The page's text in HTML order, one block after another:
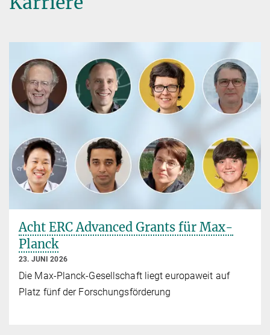
Acht ERC Advanced Grants für Max-
Planck
23. JUNI 2026
Die Max-Planck-Gesellschaft liegt europaweit auf
Platz fünf der Forschungsförderung